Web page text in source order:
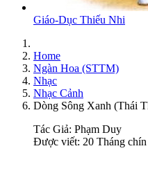
Giáo-Dục Thiếu Nhi
Home
Ngàn Hoa (STTM)
Nhạc
Nhạc Cảnh
Dòng Sông Xanh (Thái
Tác Giả: Phạm Duy
Được viết: 20 Tháng chín